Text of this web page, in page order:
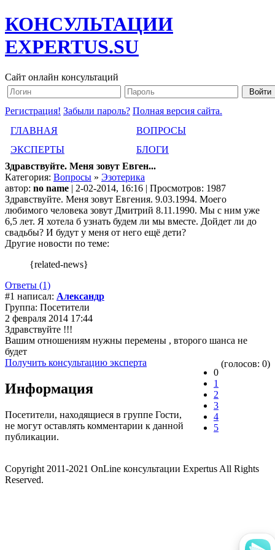
КОНСУЛЬТАЦИИ
EXPERTUS.SU
Сайт онлайн консультаций
Регистрация! Забыли пароль? Полная версия сайта.
ГЛАВНАЯ
ВОПРОСЫ
ЭКСПЕРТЫ
БЛОГИ
Здравствуйте. Меня зовут Евген...
Категория: Вопросы » Эзотерика
автор: no name | 2-02-2014, 16:16 | Просмотров: 1987
Здравствуйте. Меня зовут Евгения. 9.03.1994. Моего
любимого человека зовут Дмитрий 8.11.1990. Мы с ним уже
6,5 лет. Я хотела б узнать будем ли мы вместе. Дойдет ли до
свадьбы? И будут у меня от него ещё дети?
Другие новости по теме:
{related-news}
Ответы (1)
#1 написал: Александр
Группа: Посетители
2 февраля 2014 17:44
Здравствуйте !!!
Вашим отношениям нужны перемены , второго шанса не
будет
Получить консультацию эксперта
0
1
2
3
4
5
(голосов: 0)
Информация
Посетители, находящиеся в группе Гости,
не могут оставлять комментарии к данной
публикации.
Copyright 2011-2021 OnLine консультации Expertus All Rights
Reserved.